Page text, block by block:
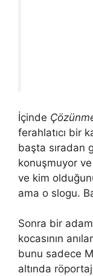
İçinde
ferahlatıcı bir
başta sıradan
konuşmuyor
ve kim
ama o slogu.
Sonra bir
kocasının
bunu sadece
altında